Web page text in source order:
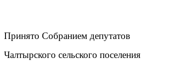
Принято Собранием депутатов
Чалтырского сельского